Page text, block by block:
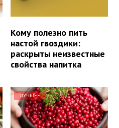
Кому полезно пить
настой гвоздики:
раскрыты неизвестные
свойства напитка
ЛУЧШЕЕ